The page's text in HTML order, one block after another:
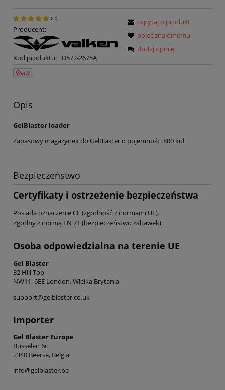
5.0
Producent:
Kod produktu: D572-2675A
zapytaj o produkt
poleć znajomemu
dodaj opinię
Opis
GelBlaster loader
Zapasowy magazynek do GelBlaster o pojemności 800 kul
Bezpieczeństwo
Certyfikaty i ostrzeżenie bezpieczeństwa
Posiada oznaczenie CE (zgodność z normami UE).
Zgodny z normą EN 71 (bezpieczeństwo zabawek).
Osoba odpowiedzialna na terenie UE
Gel Blaster
32 Hill Top
NW11, 6EE London, Wielka Brytania
support@gelblaster.co.uk
Importer
Gel Blaster Europe
Busselen 6c
2340 Beerse, Belgia
info@gelblaster.be